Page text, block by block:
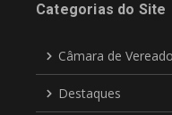
Categorias do Site
Câmara de
Destaques